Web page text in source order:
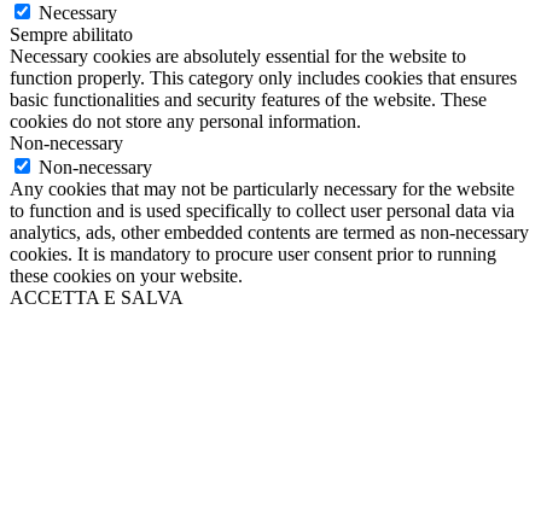
Necessary
Sempre abilitato
Necessary cookies are absolutely essential for the website to
function properly. This category only includes cookies that ensures
basic functionalities and security features of the website. These
cookies do not store any personal information.
Non-necessary
Non-necessary
Any cookies that may not be particularly necessary for the website
to function and is used specifically to collect user personal data via
analytics, ads, other embedded contents are termed as non-necessary
cookies. It is mandatory to procure user consent prior to running
these cookies on your website.
ACCETTA E SALVA